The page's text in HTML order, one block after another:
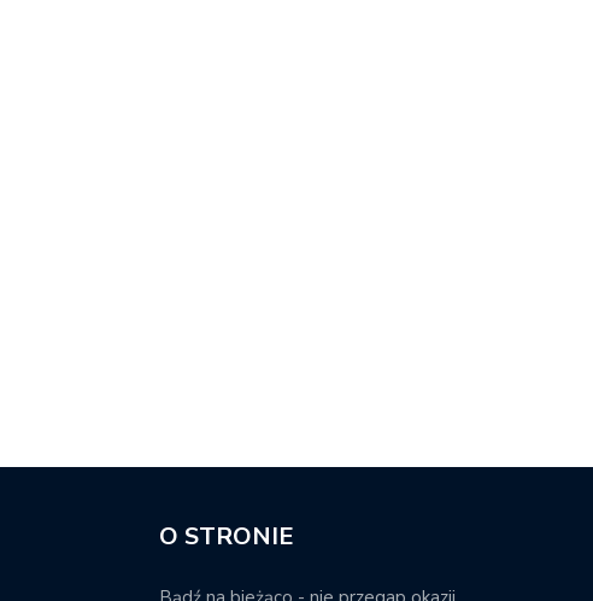
O STRONIE